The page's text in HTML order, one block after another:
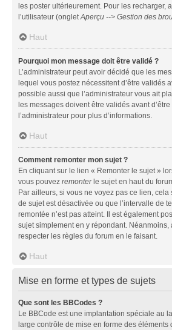
les poster ultérieurement. Pour les recharger,
l’utilisateur (ongletAperçu --> Gestion des
Haut
Pourquoi mon message doit être validé ?
L’administrateur peut avoir décidé que les
lequel vous postez nécessitent d’être validés
possible aussi que l’administrateur vous ait
les messages doivent être validés avant
l’administrateur pour plus d’informations.
Haut
Comment remonter mon sujet ?
En cliquant sur le lien « Remonter le sujet »
vous pouvez remonterle sujet en haut du
Par ailleurs, si vous ne voyez pas ce lien,
de sujet est désactivée ou que l’intervalle de
remontée n’est pas atteint. Il est également
sujet simplement en y répondant. Néanmoins,
respecter les règles du forum en le faisant.
Haut
Mise en forme et types de sujets
Que sont les BBCodes ?
Le BBCode est une implantation spéciale au
large contrôle de mise en forme des éléments